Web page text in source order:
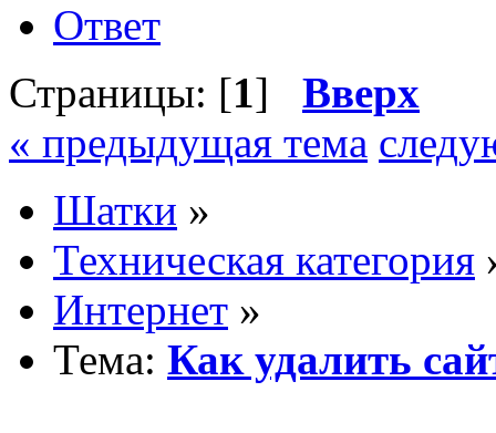
Ответ
Страницы: [1] Вверх
« предыдущая тема
Шатки »
Техническая категория
Интернет »
Тема: Как удалить